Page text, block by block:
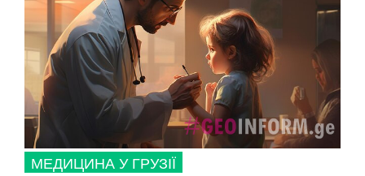
МЕДИЦИНА У ГРУЗІЇ